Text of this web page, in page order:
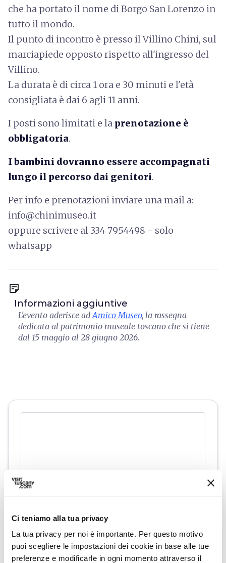
Ci teniamo alla tua privacy
La tua privacy per noi è importante. Per questo motivo
puoi scegliere le impostazioni dei cookie in base alle tue
preferenze e modificarle in ogni momento attraverso il
che ha portato il nome di Borgo San Lorenzo in
tutto il mondo.
Il punto di incontro è presso il Villino Chini, sul
marciapiede opposto rispetto all'ingresso del
Villino.
La durata è di circa 1 ora e 30 minuti e l'età
consigliata è dai 6 agli 11 anni.
I posti sono limitati e la prenotazione è
obbligatoria.
Ibambini dovranno essere accompagnati
lungo il percorso dai genitori.
Per info e prenotazioni inviare una mail a:
info@chinimuseo.it
oppure scrivere al 334 7954498 - solo
whatsapp
sticky_note_2
Informazioni aggiuntive
L'evento aderisce adAmico Museo, la rassegna
dedicata al patrimonio museale toscano che si tiene
dal 15 maggio al 28 giugno 2026.
directions Indicazioni